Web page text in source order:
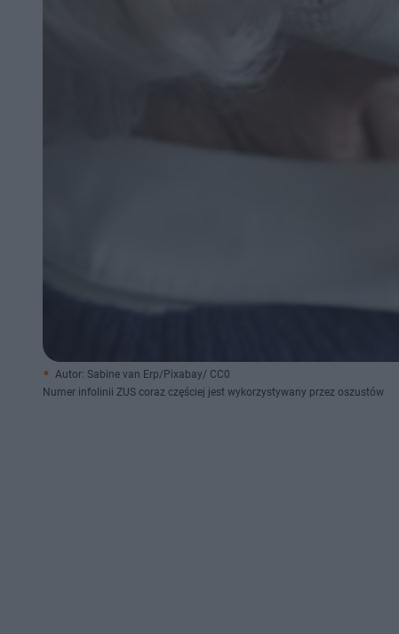
Autor: Sabine van Erp/Pixabay/ CC0
Numer infolinii ZUS coraz częściej jest wykorzystywany przez oszustów